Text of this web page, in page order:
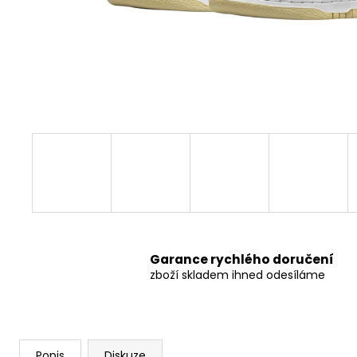
Garance rychlého doručení
zboží skladem ihned odesíláme
499 Kč